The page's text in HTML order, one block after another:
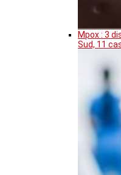
Mpox : 3
Sud, 11